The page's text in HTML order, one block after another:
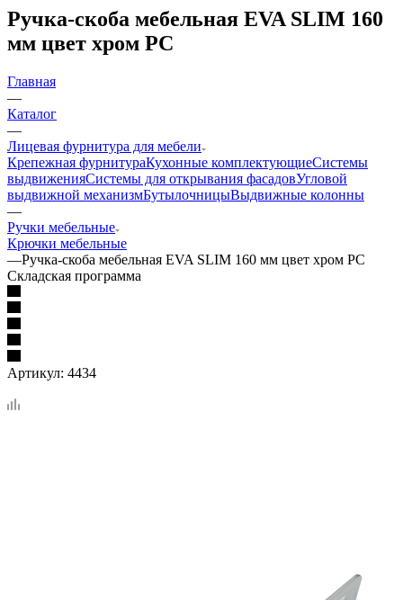
Ручка-скоба мебельная EVA SLIM 160
мм цвет хром PC
Главная
—
Каталог
—
Лицевая фурнитура для мебели
Крепежная фурнитураКухонные комплектующиеСистемы
выдвиженияСистемы для открывания фасадовУгловой
выдвижной механизмБутылочницыВыдвижные колонны
—
Ручки мебельные
Крючки мебельные
—Ручка-скоба мебельная EVA SLIM 160 мм цвет хром PC
Складская программа
Артикул: 4434